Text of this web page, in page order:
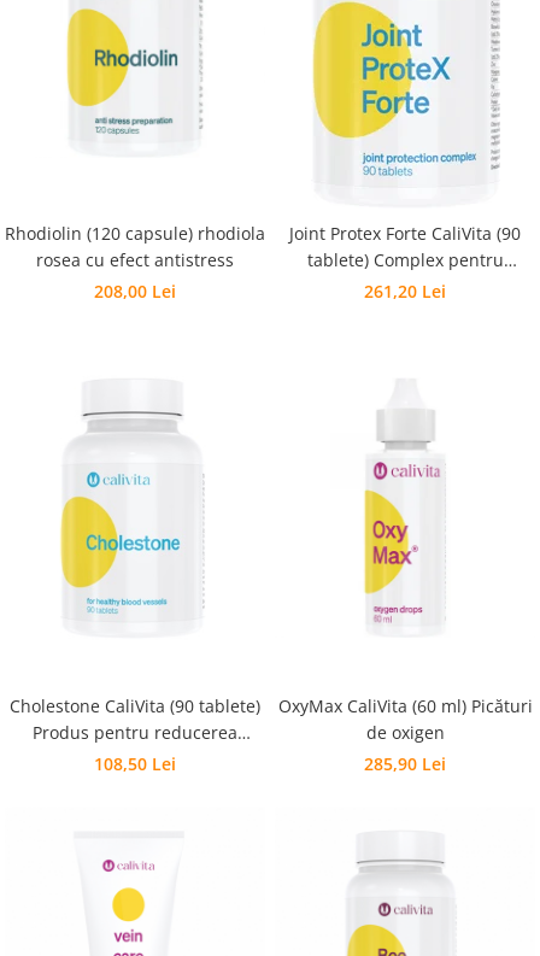
Pentru copii
Pentru femei
Pentru seniori
Slabit
Vedere
Rhodiolin (120 capsule) rhodiola
rosea cu efect antistress
208,00 Lei
Joint Protex Forte CaliVita (90
tablete) Complex pentru
protecţia articulaţiilor
261,20 Lei
Cholestone CaliVita (90 tablete)
Produs pentru reducerea
colesteroluli
108,50 Lei
OxyMax CaliVita (60 ml) Picături
de oxigen
285,90 Lei